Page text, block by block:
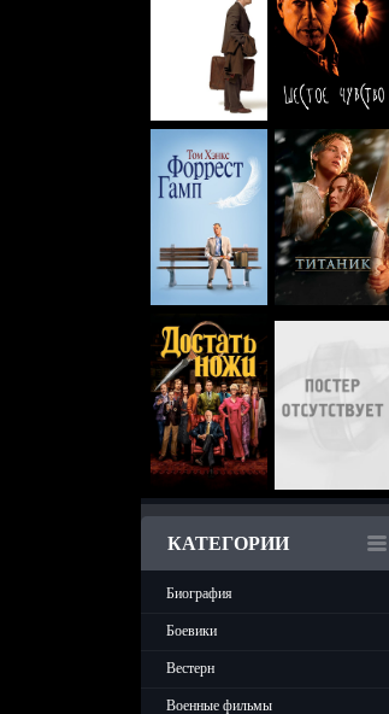
КАТЕГОРИИ
Биография
Боевики
Вестерн
Военные фильмы